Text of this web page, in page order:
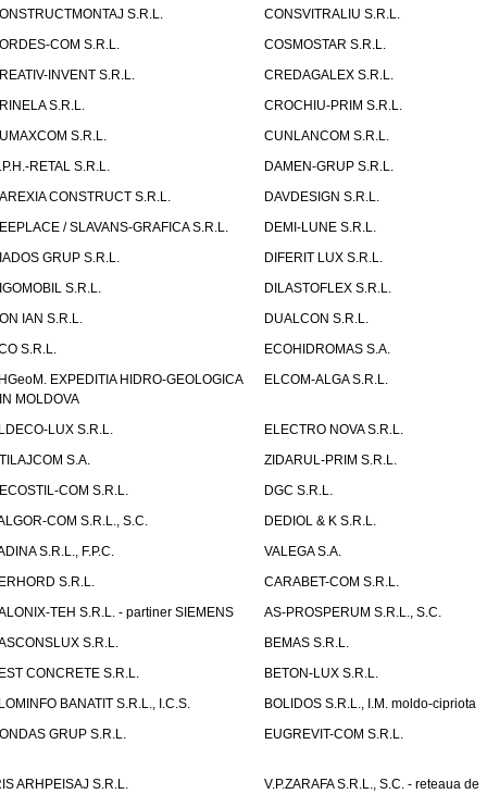
S.R.L.
CONSVITRALIU S.R.L.
COM S.R.L.
COSMOSTAR S.R.L.
INVENT S.R.L.
CREDAGALEX S.R.L.
S.R.L.
CROCHIU-PRIM S.R.L.
S.R.L.
CUNLANCOM S.R.L.
RETAL S.R.L.
DAMEN-GRUP S.R.L.
CONSTRUCT S.R.L.
DAVDESIGN S.R.L.
/ SLAVANS-GRAFICA S.R.L.
DEMI-LUNE S.R.L.
GRUP S.R.L.
DIFERIT LUX S.R.L.
S.R.L.
DILASTOFLEX S.R.L.
IAN S.R.L.
DUALCON S.R.L.
S.R.L.
ECOHIDROMAS S.A.
EXPEDITIA HIDRO-GEOLOGICA
MOLDOVA
ELCOM-ALGA S.R.L.
LUX S.R.L.
ELECTRO NOVA S.R.L.
S.A.
ZIDARUL-PRIM S.R.L.
COM S.R.L.
DGC S.R.L.
COM S.R.L., S.C.
DEDIOL & K S.R.L.
S.R.L., F.P.C.
VALEGA S.A.
S.R.L.
CARABET-COM S.R.L.
TEH S.R.L. - partiner SIEMENS
AS-PROSPERUM S.R.L., S.C.
S.R.L.
BEMAS S.R.L.
CONCRETE S.R.L.
BETON-LUX S.R.L.
BANATIT S.R.L., I.C.S.
BOLIDOS S.R.L., I.M. moldo-cipriota
GRUP S.R.L.
EUGREVIT-COM S.R.L.
ARHPEISAJ S.R.L.
V.P.ZARAFA S.R.L., S.C. - reteaua de